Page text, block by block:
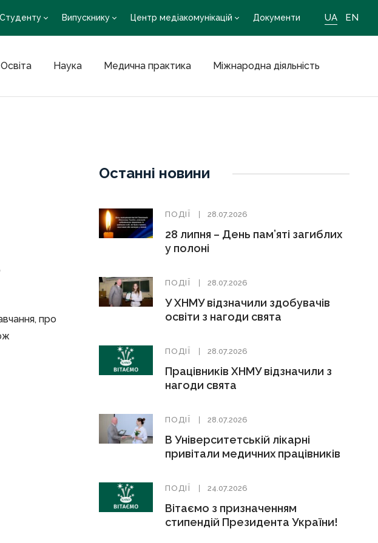
Студенту Випускнику Центр медіакомунікацій Документи UA EN
Освіта Наука Медична практика Міжнародна діяльність
про
Останні новини
ПОДІЇ 28.07.2026
28 липня – День пам’яті загиблих
у полоні
ПОДІЇ 28.07.2026
У ХНМУ відзначили здобувачів
освіти з нагоди свята
ПОДІЇ 28.07.2026
Працівників ХНМУ відзначили з
нагоди свята
ПОДІЇ 28.07.2026
В Університетській лікарні
привітали медичних працівників
ПОДІЇ 24.07.2026
Вітаємо з призначенням
стипендій Президента України!